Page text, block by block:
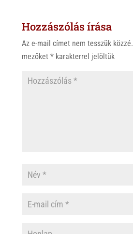
Hozzászólás írása
Az e-mail címet nem tesszük közzé.
mezőket *karakterrel jelöltük